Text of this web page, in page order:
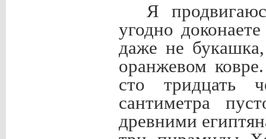
Я
угодно
даже не
оранжевом
сто тридцать
сантиметра
древними